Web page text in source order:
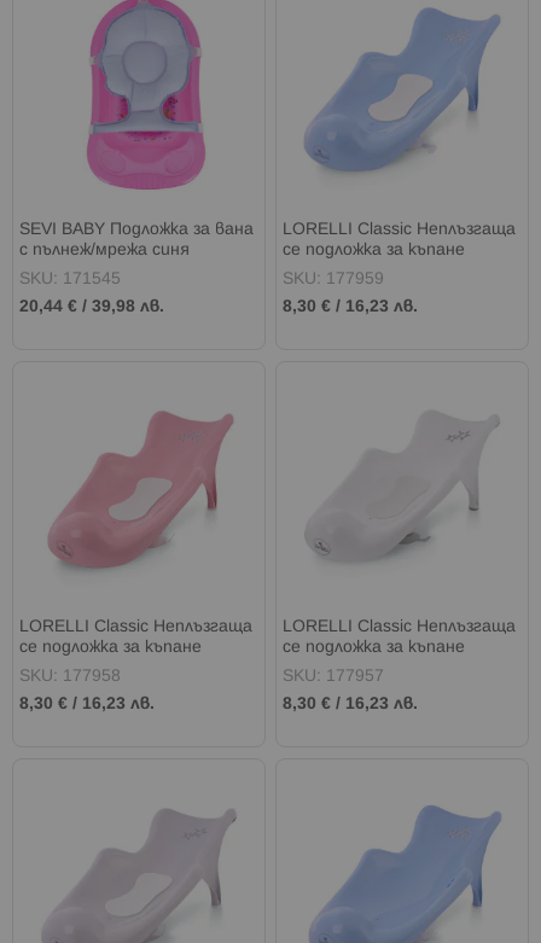
SEVI BABY Подложка за вана
с пълнеж/мрежа синя
SKU: 171545
20,44 € / 39,98 лв.
LORELLI Classic Неплъзгаща
се подложка за къпане
LITTLE STARS BLUE
SKU: 177959
8,30 € / 16,23 лв.
LORELLI Classic Неплъзгаща
се подложка за къпане
LITTLE STARS PINK
SKU: 177958
8,30 € / 16,23 лв.
LORELLI Classic Неплъзгаща
се подложка за къпане
LITTLE STARS WHITE
SKU: 177957
8,30 € / 16,23 лв.